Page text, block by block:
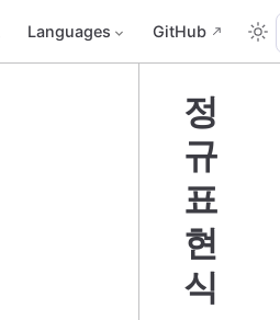
Languages GitHub
정
규
표
현
식